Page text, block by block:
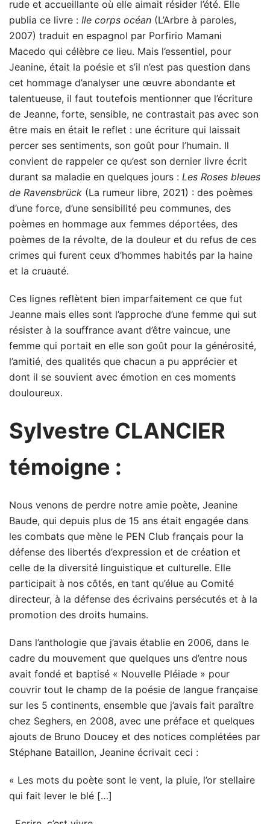
rude et accueillante où elle aimait résider l’été. Elle
publia ce livre : Ile corps océan (L’Arbre à paroles,
2007) traduit en espagnol par Porfirio Mamani
Macedo qui célèbre ce lieu. Mais l’essentiel, pour
Jeanine, était la poésie et s’il n’est pas question dans
cet hommage d’analyser une œuvre abondante et
talentueuse, il faut toutefois mentionner que l’écriture
de Jeanne, forte, sensible, ne contrastait pas avec son
être mais en était le reflet : une écriture qui laissait
percer ses sentiments, son goût pour l’humain. Il
convient de rappeler ce qu’est son dernier livre écrit
durant sa maladie en quelques jours : Les Roses bleues
de Ravensbrück (La rumeur libre, 2021) : des poèmes
d’une force, d’une sensibilité peu communes, des
poèmes en hommage aux femmes déportées, des
poèmes de la révolte, de la douleur et du refus de ces
crimes qui furent ceux d’hommes habités par la haine
et la cruauté.
Ces lignes reflètent bien imparfaitement ce que fut
Jeanne mais elles sont l’approche d’une femme qui sut
résister à la souffrance avant d’être vaincue, une
femme qui portait en elle son goût pour la générosité,
l’amitié, des qualités que chacun a pu apprécier et
dont il se souvient avec émotion en ces moments
douloureux.
Sylvestre CLANCIER
témoigne :
Nous venons de perdre notre amie poète, Jeanine
Baude, qui depuis plus de 15 ans était engagée dans
les combats que mène le PEN Club français pour la
défense des libertés d’expression et de création et
celle de la diversité linguistique et culturelle. Elle
participait à nos côtés, en tant qu’élue au Comité
directeur, à la défense des écrivains persécutés et à la
promotion des droits humains.
Dans l’anthologie que j’avais établie en 2006, dans le
cadre du mouvement que quelques uns d’entre nous
avait fondé et baptisé « Nouvelle Pléiade » pour
couvrir tout le champ de la poésie de langue française
sur les 5 continents, ensemble que j’avais fait paraître
chez Seghers, en 2008, avec une préface et quelques
ajouts de Bruno Doucey et des notices complétées par
Stéphane Bataillon, Jeanine écrivait ceci :
« Les mots du poète sont le vent, la pluie, l’or stellaire
qui fait lever le blé […]